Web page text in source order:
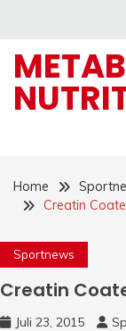
content
Home
Creatin
Sportnews
Creatin
Juli 23, 2015